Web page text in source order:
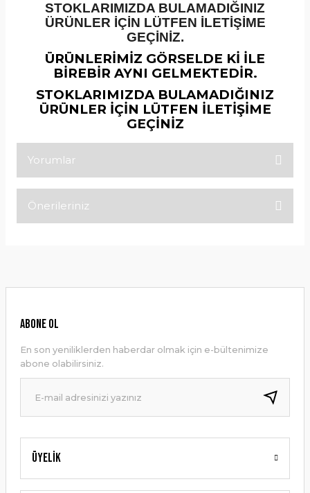
STOKLARIMIZDA BULAMADIĞINIZ
ÜRÜNLER İÇİN LÜTFEN İLETİŞİME
GEÇİNİZ.
ÜRÜNLERİMİZ GÖRSELDE Kİ İLE
BİREBİR AYNI GELMEKTEDİR.
STOKLARIMIZDA BULAMADIĞINIZ
ÜRÜNLER İÇİN LÜTFEN İLETİŞİME
GEÇİNİZ
Yorumlar
Önerileriniz
Ürün resmi kalitesiz, bozuk veya görüntülenemiyor.
Ürün bilgilerinde hatalar bulunuyor.
Ürün fiyatı diğer sitelerden daha pahalı.
Bu ürüne benzer farklı alternatifler olmalı.
Gönder
Üyelik
ABONE OL
En son yeniliklerden haberdar olmak için e-bültenimize
abone olabilirsiniz.